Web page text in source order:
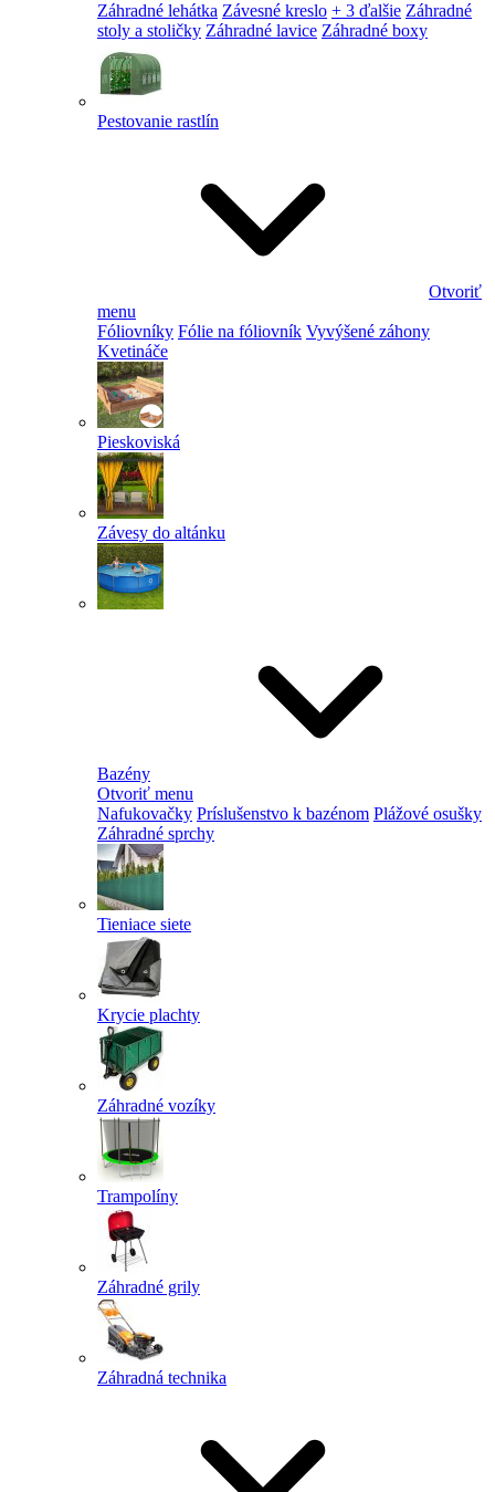
Záhradné lehátka Závesné kreslo + 3 ďalšie Záhradné
stoly a stoličky Záhradné lavice Záhradné boxy
Pestovanie rastlín
Otvoriť
menu
Fóliovníky Fólie na fóliovník Vyvýšené záhony
Kvetináče
Pieskoviská
Závesy do altánku
Bazény
Otvoriť menu
Nafukovačky Príslušenstvo k bazénom Plážové osušky
Záhradné sprchy
Tieniace siete
Krycie plachty
Záhradné vozíky
Trampolíny
Záhradné grily
Záhradná technika